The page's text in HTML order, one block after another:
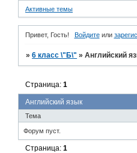
Активные темы
Привет, Гость! Войдитеили
»6 класс \"Б\" »Английский
Английский язык
Страница:1
Тема
Форум пуст.
Страница:1